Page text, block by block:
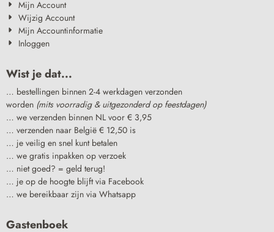
Mijn Account
Wijzig Account
Mijn Accountinformatie
Inloggen
Wist je dat...
… bestellingen binnen 2-4 werkdagen verzonden
worden (mits voorradig & uitgezonderd op feestdagen)
… we verzenden binnen NL voor € 3,95
… verzenden naar België € 12,50 is
… je veilig en snel kunt betalen
… we gratis inpakken op verzoek
… niet goed? = geld terug!
… je op de hoogte blijft via Facebook
… we bereikbaar zijn via Whatsapp
Gastenboek